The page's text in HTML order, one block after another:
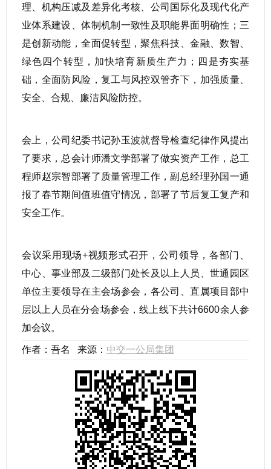
理、机构压减及差异化考核、公司国际化及现代化产
业体系建设、体制机制一致性及职能界面明确性；三
是创新动能，全面促转型，聚焦科技、金融、数智、
绿色四个转型，加快培育新质生产力；四是夯实基
础，全面防风险，复工与风控双管齐下，加强质量、
安全、合规、廉洁风险防控。
会上，公司纪委书记孙玉波就督导检查纪律作风提出
了要求，总会计师潘文学部署了做实资产工作，总工
程师赵宗智部署了质量管理工作，副总经理孙国一通
报了春节期间值班值守情况，部署了节后复工复产和
安全工作。
会议采用现场+视频形式召开，公司领导，各部门、
中心、事业部及二级部门处长及以上人员、世通园区
单位主要领导在主会场参会，各公司、直属项目部中
层以上人员在分会场参会，线上线下共计6600余人参
加会议。
作者：吾名 来源： 中交一公局集团